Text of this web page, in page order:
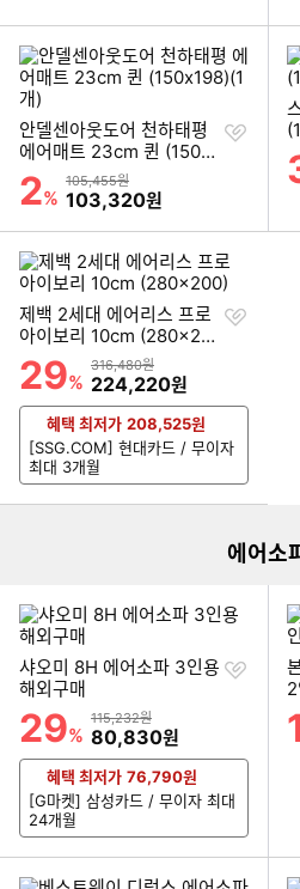
안델센아웃도어 천하태평
에어매트 23cm 퀸 (150x
198)(1개)
할인률
2%
상품금액
105,455원
할인금액
103,320원
찜
제백 2세대 에어리스 프로
아이보리 10cm (280x20
0)
할인률
29%
상품금액
316,480원
할인금액
224,220원
찜
혜택 최저가 208,525원
[SSG.COM] 현대카드 / 무이자
최대 3개월
에어소
샤오미 8H 에어소파 3인용
해외구매
할인률
29%
상품금액
115,232원
할인금액
80,830원
찜
혜택 최저가 76,790원
[G마켓] 삼성카드 / 무이자 최대
24개월